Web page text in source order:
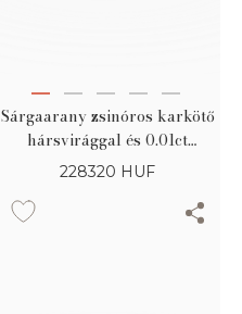
Sárgaarany zsinóros karkötő
hársvirággal és 0.01ct
gyémánttal gyerekeknek
228320 HUF